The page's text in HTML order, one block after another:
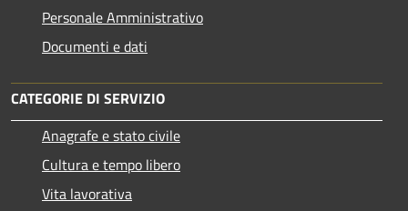
Personale Amministrativo
Documenti e dati
CATEGORIE DI SERVIZIO
Anagrafe e stato civile
Cultura e tempo libero
Vita lavorativa